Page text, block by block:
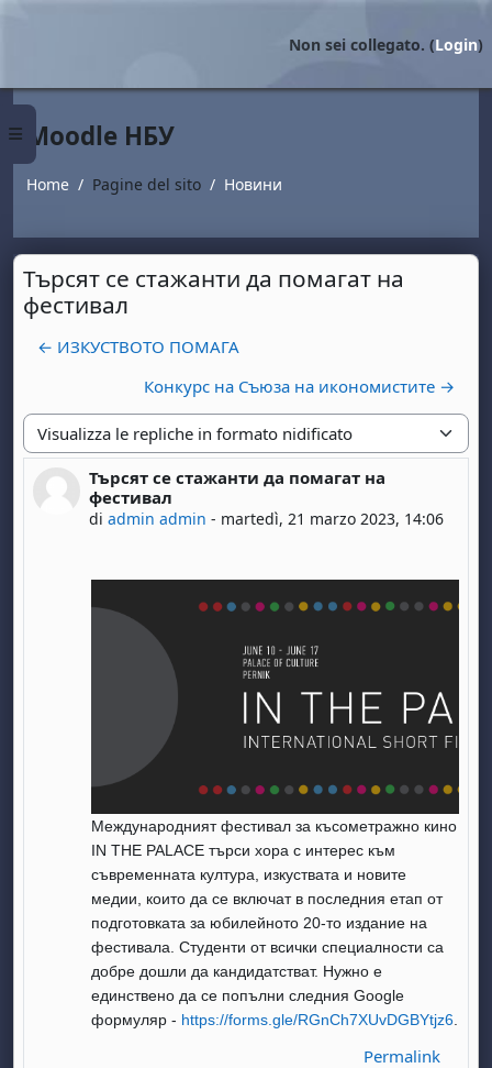
Pannello laterale
Non sei collegato. (Login)
Moodle НБУ
Home Pagine del sito Новини
Търсят се стажанти да помагат на
фестивал
← ИЗКУСТВОТО ПОМАГА
Конкурс на Съюза на икономистите →
Modalità visualizzazione
Търсят се стажанти да помагат на
фестивал
diadmin admin - martedì, 21 marzo 2023, 14:06
Numero di risposte: 0
Международният фестивал за късометражно кино
IN THE PALACE търси хора с интерес към
съвременната култура, изкуствата и новите
медии, които да се включат в последния етап от
подготовката за юбилейното 20-то издание на
фестивала. Студенти от всички специалности са
добре дошли да кандидатстват. Нужно е
единствено да се попълни следния Google
формуляр - https://forms.gle/RGnCh7XUvDGBYtjz6
Permalink